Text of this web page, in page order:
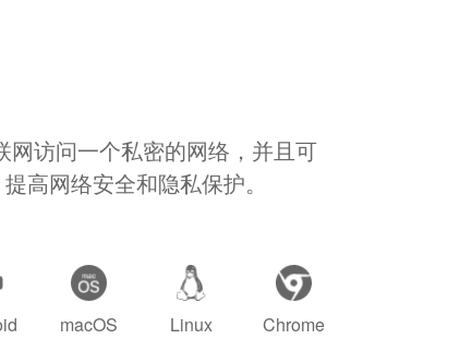
网访问一个私密的网络，并且可
高网络安全和隐私保护。
macOS Linux Chrome